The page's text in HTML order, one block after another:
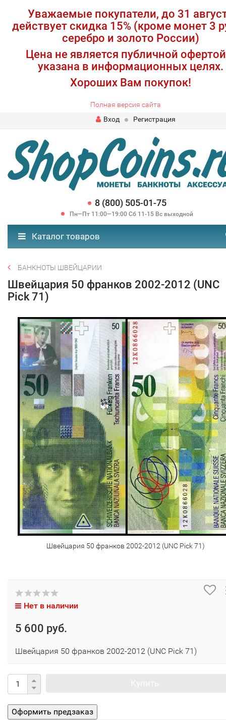
Уважаемые покупатели, до 31
действует скидка 15% (кроме монет 3
серебро и золото России)
Цена не является публичной
указана в информационных целях.
Хороших Вам покупок!
Полная версия сайта
Вход
Регистрация
8 (800) 505-01-75
Пн—Пт 11:00—19:00 Сб 11-15 Вс выходной
Каталог товаров
БАНКНОТЫ ШВЕЙЦАРИИ
Швейцария 50 франков 2002-2012 (UNC
Pick 71)
Швейцария 50 франков 2002-2012 (UNC Pick 71)
Нет в наличии
5 600 руб.
Швейцария 50 франков 2002-2012 (UNC Pick 71)